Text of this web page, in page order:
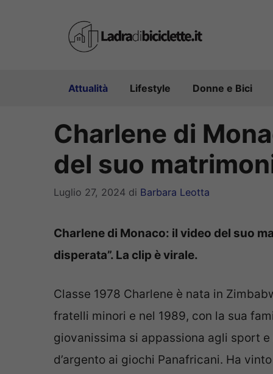
Attualità Lifestyle Donne e Bici
Charlene di
del suo
Luglio 27, 2024 di Barbara Leotta
Charlene di Monaco: il video del suo
disperata”. La clip è virale.
Classe 1978 Charlene è nata in
fratelli minori e nel 1989, con la sua
giovanissima si appassiona agli sport
d’argento ai giochi Panafricani. Ha